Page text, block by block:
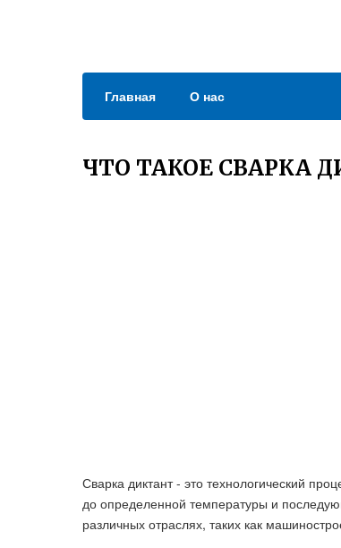
Главная О нас
ЧТО ТАКОЕ СВАРКА
Сварка диктант - это технологический
до определенной температуры и
различных отраслях, таких как